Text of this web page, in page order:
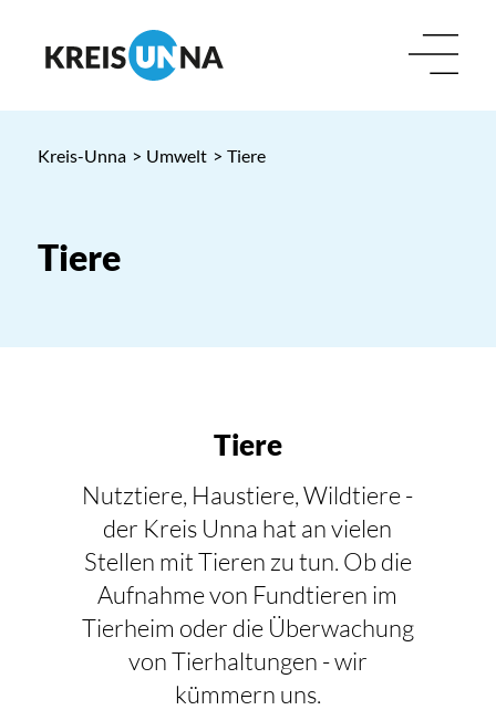
Kreis-Unna > Umwelt > Tiere
Tiere
Tiere
Nutztiere, Haustiere, Wildtiere -
der Kreis Unna hat an vielen
Stellen mit Tieren zu tun. Ob die
Aufnahme von Fundtieren im
Tierheim oder die Überwachung
von Tierhaltungen - wir
kümmern uns.